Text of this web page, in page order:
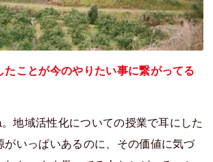
ことが今のやりたい事に繋がってる
地域活性化についての授業で耳にした
がいっぱいあるのに、その価値に気づ